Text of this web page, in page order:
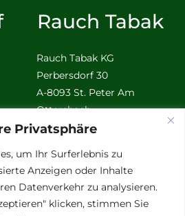
Privatsphäre
um Ihr Surferlebnis zu
Anzeigen oder Inhalte
Datenverkehr zu analysieren.
klicken, stimmen Sie
Rauch Tabak
Rauch Tabak KG
Perbersdorf 30
A-8093 St. Peter Am
Ottersbach
Wir sind erreichbar
Montag bis Donnerstag
von 09:00 bis 15:30 Uhr
Sollten Sie uns nicht
erreichen rufen wir gerne